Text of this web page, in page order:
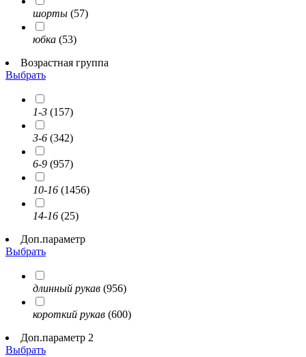
шорты (57)
юбка (53)
Возрастная группа
Выбрать
1-3 (157)
3-6 (342)
6-9 (957)
10-16 (1456)
14-16 (25)
Доп.параметр
Выбрать
длинный рукав (956)
короткий рукав (600)
Доп.параметр 2
Выбрать